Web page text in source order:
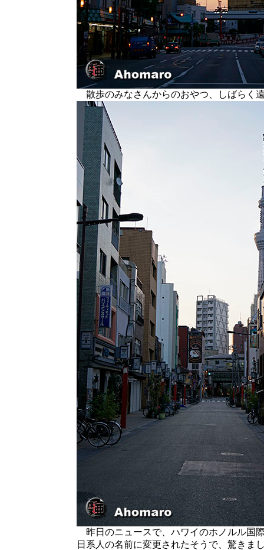
散歩のみなさんからのおやつ、しばらく
昨日のニュースで、ハワイのホノルル国
日系人の名前に変更されたそうで、驚きま